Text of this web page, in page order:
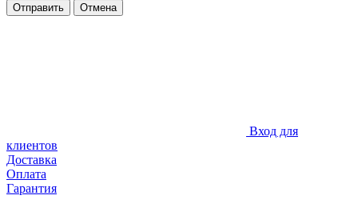
Отправить Отмена
Вход для
клиентов
Доставка
Оплата
Гарантия